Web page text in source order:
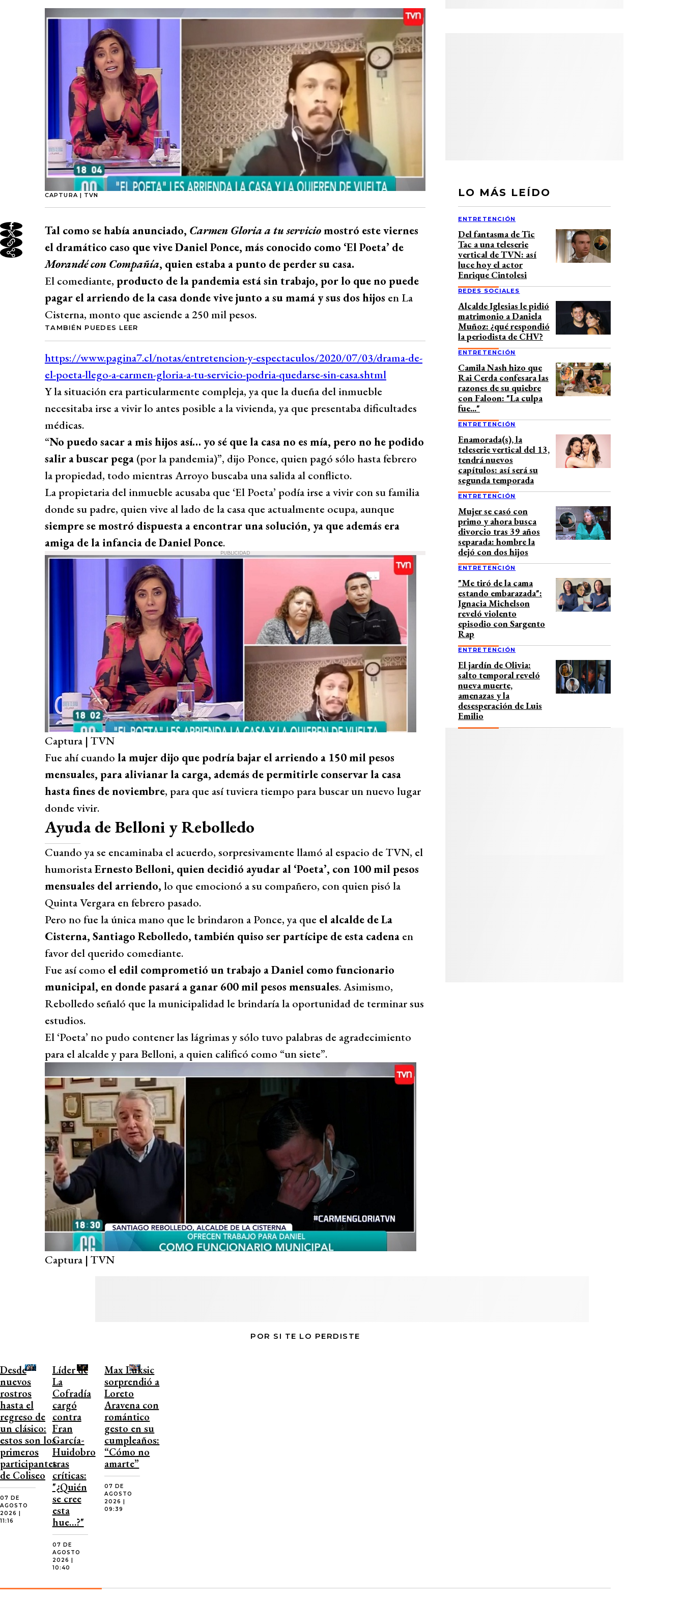
CAPTURA | TVN
Tal como se había anunciado, Carmen Gloria a tu serviciomostró este viernes
el dramático caso que vive Daniel Ponce, más conocido como ‘El Poeta’ de
Morandé con Compañía, quien estaba a punto de perder su casa.
El comediante, producto de la pandemia está sin trabajo, por lo que no puede
pagar el arriendo de la casa donde vive junto a su mamá y sus dos hijos en La
Cisterna, monto que asciende a 250 mil pesos.
TAMBIÉN PUEDES LEER
Y la situación era particularmente compleja, ya que la dueña del inmueble
necesitaba irse a vivir lo antes posible a la vivienda, ya que presentaba dificultades
médicas.
“No puedo sacar a mis hijos así… yo sé que la casa no es mía, pero no he podido
salir a buscar pega (por la pandemia)”, dijo Ponce, quien pagó sólo hasta febrero
la propiedad, todo mientras Arroyo buscaba una salida al conflicto.
La propietaria del inmueble acusaba que ‘El Poeta’ podía irse a vivir con su familia
donde su padre, quien vive al lado de la casa que actualmente ocupa, aunque
siempre se mostró dispuesta a encontrar una solución, ya que además era
amiga de la infancia de Daniel Ponce.
PUBLICIDAD
Captura | TVN
Fue ahí cuando la mujer dijo que podría bajar el arriendo a 150 mil pesos
mensuales, para alivianar la carga, además de permitirle conservar la casa
hasta fines de noviembre, para que así tuviera tiempo para buscar un nuevo lugar
donde vivir.
Ayuda de Belloni y Rebolledo
Cuando ya se encaminaba el acuerdo, sorpresivamente llamó al espacio de TVN, el
humoristaErnesto Belloni, quien decidió ayudar al ‘Poeta’, con 100 mil pesos
mensuales del arriendo, lo que emocionó a su compañero, con quien pisó la
Quinta Vergara en febrero pasado.
Pero no fue la única mano que le brindaron a Ponce, ya que el alcalde de La
Cisterna, Santiago Rebolledo, también quiso ser partícipe de esta cadena en
favor del querido comediante.
Fue así como el edil comprometió un trabajo a Daniel como funcionario
municipal, en donde pasará a ganar 600 mil pesos mensuales. Asimismo,
Rebolledo señaló que la municipalidad le brindaría la oportunidad de terminar sus
estudios.
El ‘Poeta’ no pudo contener las lágrimas y sólo tuvo palabras de agradecimiento
para el alcalde y para Belloni, a quien calificó como “un siete”.
Captura | TVN
LO MÁS LEÍDO
ENTRETENCIÓN
Del fantasma de Tic
Tac a una teleserie
vertical de TVN: así
luce hoy el actor
Enrique Cintolesi
REDES SOCIALES
Alcalde Iglesias le pidió
matrimonio a Daniela
Muñoz: ¿qué respondió
la periodista de CHV?
ENTRETENCIÓN
Camila Nash hizo que
Rai Cerda confesara las
razones de su quiebre
con Faloon: "La culpa
fue..."
ENTRETENCIÓN
Enamorada(s), la
teleserie vertical del 13,
tendrá nuevos
capítulos: así será su
segunda temporada
ENTRETENCIÓN
Mujer se casó con
primo y ahora busca
divorcio tras 39 años
separada: hombre la
dejó con dos hijos
ENTRETENCIÓN
"Me tiró de la cama
estando embarazada":
Ignacia Michelson
reveló violento
episodio con Sargento
Rap
ENTRETENCIÓN
El jardín de Olivia:
salto temporal reveló
nueva muerte,
amenazas y la
desesperación de Luis
Emilio
POR SI TE LO PERDISTE
Desde
nuevos
rostros
hasta el
regreso de
un clásico:
estos son los
primeros
participantes
de Coliseo
07 DE
AGOSTO
2026 |
11:16
Líder de
La
Cofradía
cargó
contra
Fran
García-
Huidobro
tras
críticas:
"¿Quién
se cree
esta
hue…?"
07 DE
AGOSTO
2026 |
10:40
Max Luksic
sorprendió a
Loreto
Aravena con
romántico
gesto en su
cumpleaños:
“Cómo no
amarte”
07 DE
AGOSTO
2026 |
09:39